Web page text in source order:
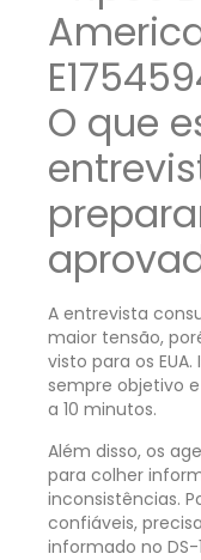
O que
A entrevista
maior tensão,
visto para os
sempre objetivo
a 10 minutos.
Além disso, os
para colher
inconsistências.
confiáveis,
informado no DS-